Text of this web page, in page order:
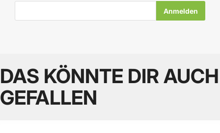
DAS KÖNNTE DIR AUCH
GEFALLEN